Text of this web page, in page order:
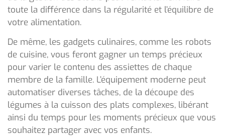
toute la différence dans la régularité et l’équilibre de
votre alimentation.
De même, les gadgets culinaires, comme les robots
de cuisine, vous feront gagner un temps précieux
pour varier le contenu des assiettes de chaque
membre de la famille. L’équipement moderne peut
automatiser diverses tâches, de la découpe des
légumes à la cuisson des plats complexes, libérant
ainsi du temps pour les moments précieux que vous
souhaitez partager avec vos enfants.